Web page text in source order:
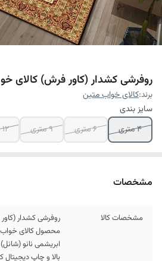
روفرشی کشدار (کاور فرش) کالای خواب
برند:کالای خواب متین
سایز بندی
4 متری
6 متری 9 متری 12 متری
مشخصات
مشخصات کالا
روفرشی کشدار
محصول کالای
ابریشمی نانو (شانل)
بالا و چاپ